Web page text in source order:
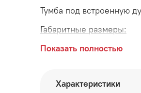
Тумба под встроенную
Габаритные размеры:
длина 600 мм
высота 840 мм
Показать полностью
Характеристики